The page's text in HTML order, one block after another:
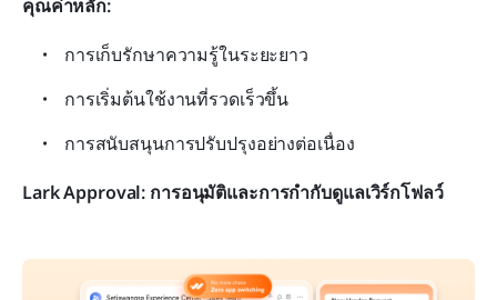
คุณค่าหลัก:
การเก็บรักษาความรู้ในระยะยาว
การเริ่มต้นใช้งานที่รวดเร็วขึ้น
การสนับสนุนการปรับปรุงอย่างต่อเนื่อง
Lark Approval: การอนุมัติและการกำกับดูแลเวิร์กโฟลว์